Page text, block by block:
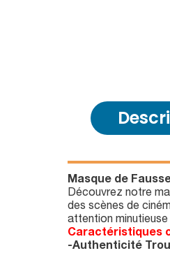
Masque de
Découvrez notre
des scènes de
attention
Caractéristiques
-Authenticité